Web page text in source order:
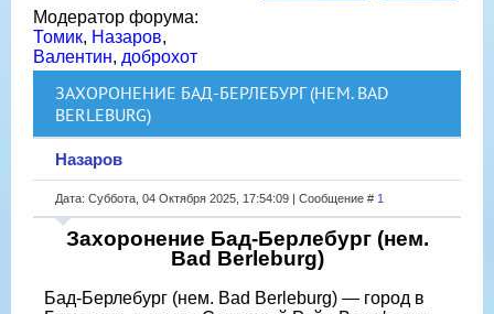
Модератор форума:
Томик, Назаров,
Валентин, доброхот
ЗАХОРОНЕНИЕ БАД-БЕРЛЕБУРГ (НЕМ. BAD
BERLEBURG)
Назаров
Дата: Суббота, 04 Октября 2025, 17:54:09 | Сообщение # 1
Захоронение Бад-Берлебург (нем.
Bad Berleburg)
Бад-Берлебург (нем. Bad Berleburg) — город в